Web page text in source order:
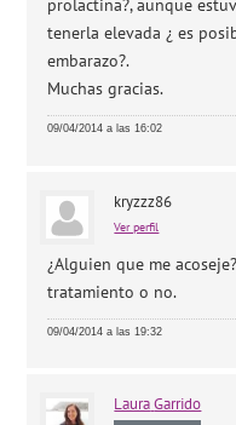
prolactina?, aunque
tenerla elevada ¿ es
embarazo?.
Muchas gracias.
09/04/2014 a las 16:02
kryzzz86
Ver perfil
¿Alguien que me
tratamiento o no.
09/04/2014 a las 19:32
Laura Garrido